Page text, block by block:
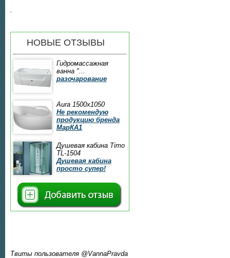
НОВЫЕ ОТЗЫВЫ
Гидромассажная
ванна "...
разочарование
Aura 1500x1050
Не рекомендую
продукцию бренда
МарКА1
Душевая кабина Timo
TL-1504
Душевая кабина
просто супер!
Твиты пользователя @VannaPravda